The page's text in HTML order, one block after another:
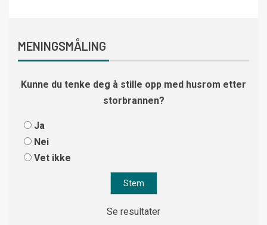
MENINGSMÅLING
Kunne du tenke deg å stille opp med husrom etter
storbrannen?
Ja
Nei
Vet ikke
Se resultater